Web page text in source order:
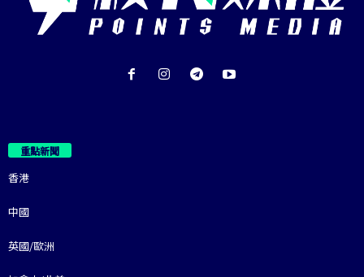
重點新聞
香港
中國
英國/歐洲